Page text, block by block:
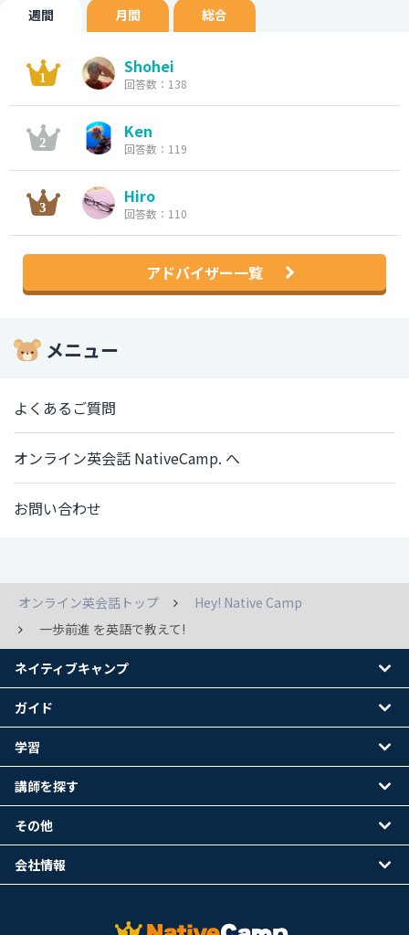
週間 月間 総合
Shohei
回答数：138
Ken
回答数：119
Hiro
回答数：110
アドバイザー一覧
メニュー
よくあるご質問
オンライン英会話 NativeCamp. へ
お問い合わせ
オンライン英会話トップ
Hey! Native Camp
一歩前進 を英語で教えて!
ネイティブキャンプ
ガイド
学習
講師を探す
その他
会社情報